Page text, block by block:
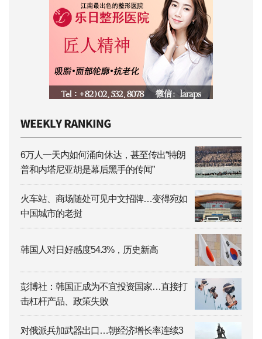
6万人一天内如何涌向休达，甚至传出“特朗
普和内塔尼亚胡是幕后黑手的传闻”
火车站、商场随处可见中文招牌…变得宛如
中国城市的老挝
韩国人对日好感度54.3%，历史新高
彭博社：韩国正成为不宜投资国家…直接打
击杠杆产品、政策失败
对俄派兵加武器出口…朝经济增长率连续3